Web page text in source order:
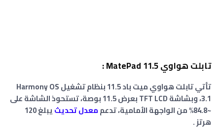
تابلت هواوي MatePad 11.5 :
تأتي تابلت هواوي ميت باد 11.5 بنظام تشغيل Harmony OS
3.1، وبشاشة TFT LCD بعرض 11.5 بوصة، تستحوذ الشاشة على
~84.8% من الواجهة الأمامية، تدعم
معدل تحديث
يبلغ 120
هرتز .